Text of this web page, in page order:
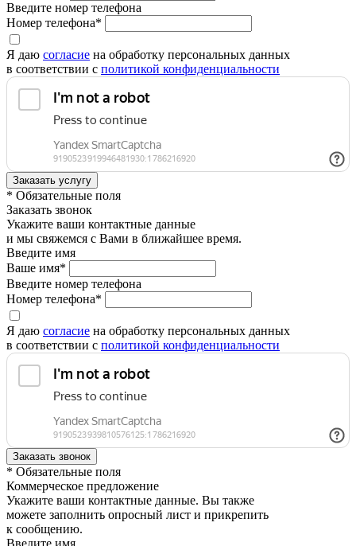
Введите номер телефона
Номер телефона*
Я даю согласие на обработку персональных данных
в соответствии с политикой конфиденциальности
* Обязательные поля
Заказать звонок
Укажите ваши контактные данные
и мы свяжемся с Вами в ближайшее время.
Введите имя
Ваше имя*
Введите номер телефона
Номер телефона*
Я даю согласие на обработку персональных данных
в соответствии с политикой конфиденциальности
* Обязательные поля
Коммерческое предложение
Укажите ваши контактные данные. Вы также
можете заполнить опросный лист и прикрепить
к сообщению.
Введите имя